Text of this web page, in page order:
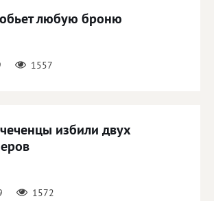
любую броню
1557
избили двух
1572